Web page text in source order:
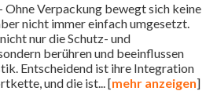
- Ohne Verpackung bewegt sich keine
nicht immer einfach umgesetzt.
nur die Schutz- und
berühren und beeinflussen
Entscheidend ist ihre Integration
und die ist... [mehr anzeigen]